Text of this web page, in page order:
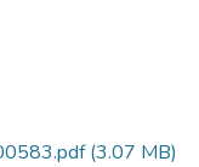
(3.07 MB)